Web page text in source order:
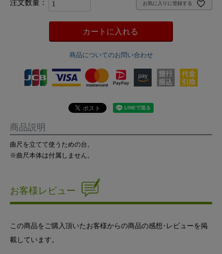
お気に入りに登録する
カートに入れる
商品についてのお問い合わせ
商品説明
曲尺を立てて使うための台。
※曲尺本体は付属しません。
お客様レビュー
この商品をご購入頂いたお客様からの商品の感想･レビューを掲
載しています。